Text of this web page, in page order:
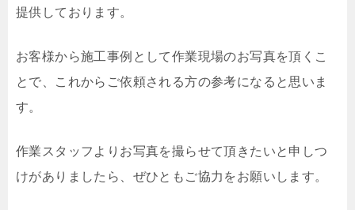
提供しております。
お客様から施工事例として作業現場のお写真を頂くこ
とで、これからご依頼される方の参考になると思いま
す。
作業スタッフよりお写真を撮らせて頂きたいと申しつ
けがありましたら、ぜひともご協力をお願いします。